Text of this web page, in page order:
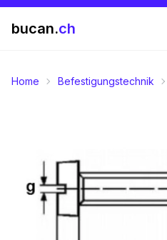
bucan.ch
Home Befestigungstechnik